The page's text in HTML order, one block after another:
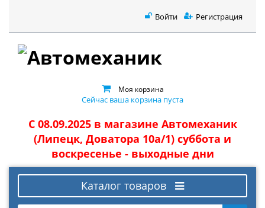
Войти Регистрация
Моя корзина
Сейчас ваша корзина пуста
С 08.09.2025 в магазине Автомеханик
(Липецк, Доватора 10а/1) суббота и
воскресенье - выходные дни
Каталог товаров